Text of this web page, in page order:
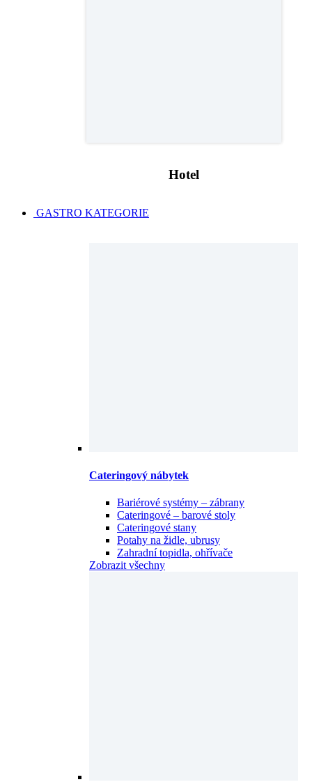
Hotel
GASTRO KATEGORIE
Cateringový nábytek
Bariérové systémy – zábrany
Cateringové – barové stoly
Cateringové stany
Potahy na židle, ubrusy
Zahradní topidla, ohřívače
Zobrazit všechny